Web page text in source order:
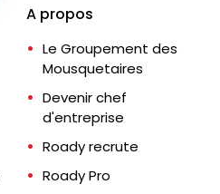
A propos
Le Groupement des
Mousquetaires
Devenir chef
d'entreprise
Roady recrute
Roady Pro